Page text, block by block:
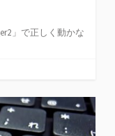
」で正しく動かな